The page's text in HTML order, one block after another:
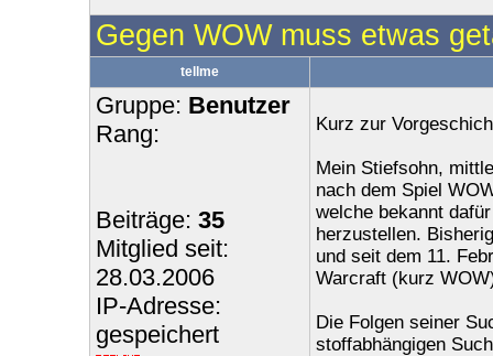
Gegen WOW muss etwas
tellme
Gruppe: Benutzer
Rang:
Beiträge: 35
Mitglied seit:
28.03.2006
IP-Adresse:
gespeichert
Kurz zur
Mein Stiefsohn,
nach dem Spiel
welche bekannt
herzustellen.
und seit dem 11.
Warcraft (kurz
Die Folgen seiner
stoffabhängigen